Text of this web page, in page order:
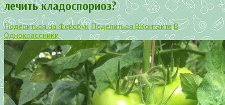
лечить кладоспориоз?
Поделиться на Фейсбук Поделиться ВКонтакте В
Одноклассники